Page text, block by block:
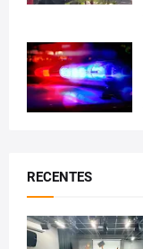
RECENTES